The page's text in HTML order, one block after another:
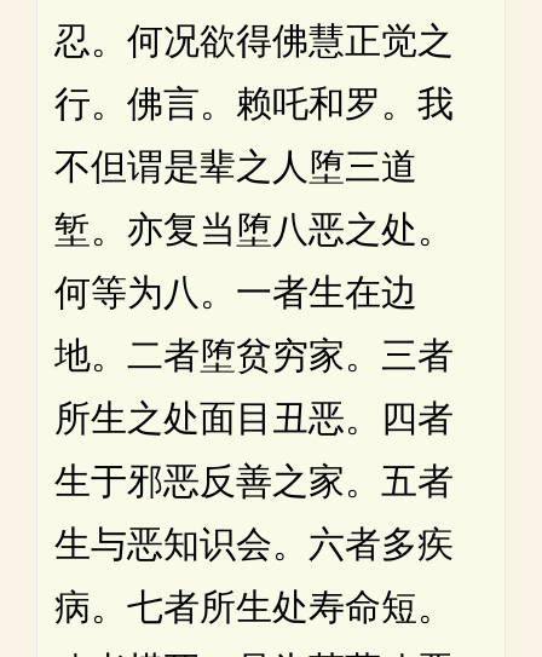
忍。何况欲得佛慧正觉之
行。佛言。赖吒和罗。我
不但谓是辈之人堕三道
堑。亦复当堕八恶之处。
何等为八。一者生在边
地。二者堕贫穷家。三者
所生之处面目丑恶。四者
生于邪恶反善之家。五者
生与恶知识会。六者多疾
病。七者所生处寿命短。